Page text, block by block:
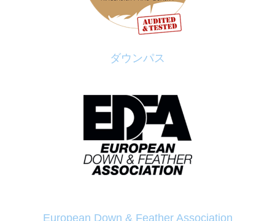
ダウンパス
European Down & Feather Association